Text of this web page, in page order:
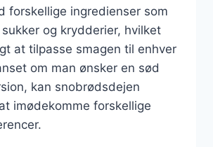
forskellige ingredienser som
og krydderier, hvilket
at tilpasse smagen til enhver
om man ønsker en sød
kan snobrødsdejen
imødekomme forskellige